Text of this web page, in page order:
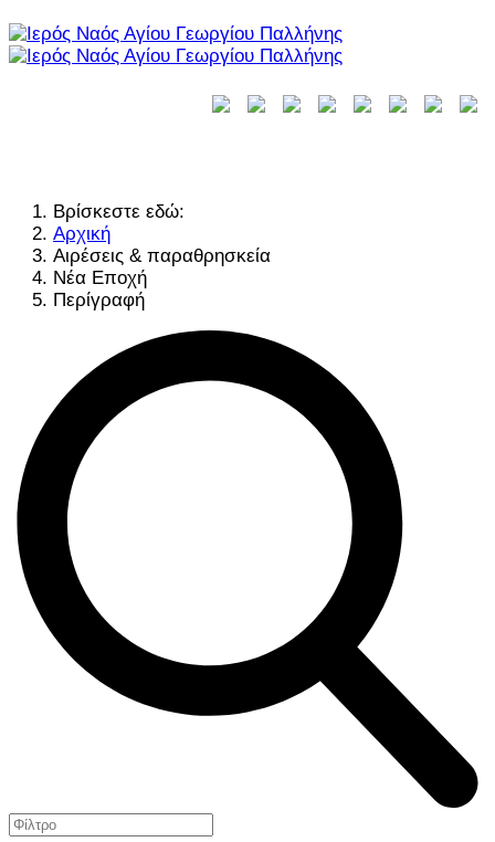
Βρίσκεστε εδώ:
Αρχική
Αιρέσεις & παραθρησκεία
Νέα Εποχή
Περίγραφή